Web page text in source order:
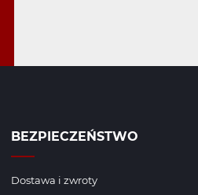
BEZPIECZEŃSTWO
Dostawa i zwroty